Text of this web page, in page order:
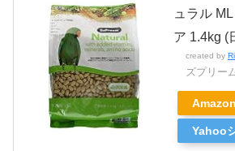
ュラル
ア 1.4kg (
created by
ズプリー
Amazon
Yahoo